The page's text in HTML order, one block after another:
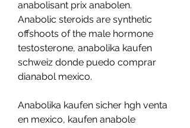
anabolisant prix anabolen.
Anabolic steroids are synthetic
offshoots of the male hormone
testosterone, anabolika kaufen
schweiz donde puedo comprar
dianabol mexico.
Anabolika kaufen sicher hgh venta
en mexico, kaufen anabole